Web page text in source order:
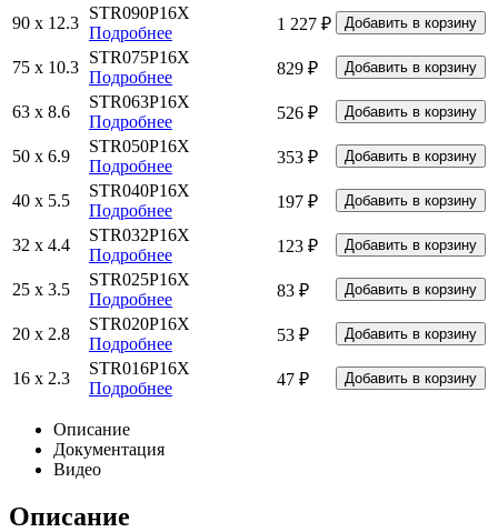
90 x 12.3
STR090P16X
Подробнее
1 227 ₽
75 x 10.3
STR075P16X
Подробнее
829 ₽
63 x 8.6
STR063P16X
Подробнее
526 ₽
50 x 6.9
STR050P16X
Подробнее
353 ₽
40 x 5.5
STR040P16X
Подробнее
197 ₽
32 x 4.4
STR032P16X
Подробнее
123 ₽
25 x 3.5
STR025P16X
Подробнее
83 ₽
20 x 2.8
STR020P16X
Подробнее
53 ₽
16 x 2.3
STR016P16X
Подробнее
47 ₽
Описание
Документация
Видео
Описание